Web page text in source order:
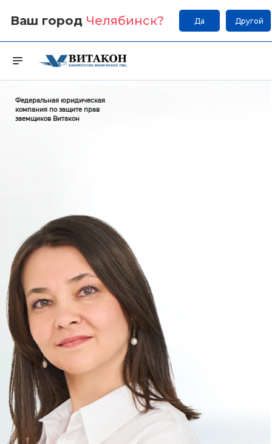
Ваш город Челябинск? Да Другой
Федеральная юридическая
компания по защите прав
заемщиков Витакон